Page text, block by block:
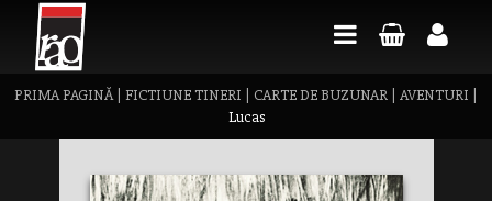
PRIMA PAGINĂ| FICTIUNE TINERI CARTE DE BUZUNAR AVENTURI
Lucas